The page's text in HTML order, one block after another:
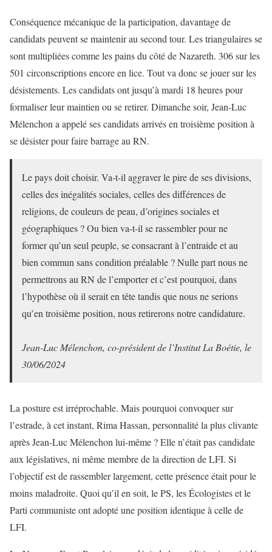
Conséquence mécanique de la participation, davantage de
candidats peuvent se maintenir au second tour. Les triangulaires se
sont multipliées comme les pains du côté de Nazareth. 306 sur les
501 circonscriptions encore en lice. Tout va donc se jouer sur les
désistements. Les candidats ont jusqu’à mardi 18 heures pour
formaliser leur maintien ou se retirer. Dimanche soir, Jean-Luc
Mélenchon a appelé ses candidats arrivés en troisième position à
se désister pour faire barrage au RN.
Le pays doit choisir. Va-t-il aggraver le pire de ses divisions,
celles des inégalités sociales, celles des différences de
religions, de couleurs de peau, d’origines sociales et
géographiques ? Ou bien va-t-il se rassembler pour ne
former qu’un seul peuple, se consacrant à l’entraide et au
bien commun sans condition préalable ? Nulle part nous ne
permettrons au RN de l’emporter et c’est pourquoi, dans
l’hypothèse où il serait en tête tandis que nous ne serions
qu’en troisième position, nous retirerons notre candidature.
Jean-Luc Mélenchon, co-président de l’Institut La Boétie, le
30/06/2024
La posture est irréprochable. Mais pourquoi convoquer sur
l’estrade, à cet instant, Rima Hassan, personnalité la plus clivante
après Jean-Luc Mélenchon lui-même ? Elle n’était pas candidate
aux législatives, ni même membre de la direction de LFI. Si
l’objectif est de rassembler largement, cette présence était pour le
moins maladroite. Quoi qu’il en soit, le PS, les Écologistes et le
Parti communiste ont adopté une position identique à celle de
LFI.